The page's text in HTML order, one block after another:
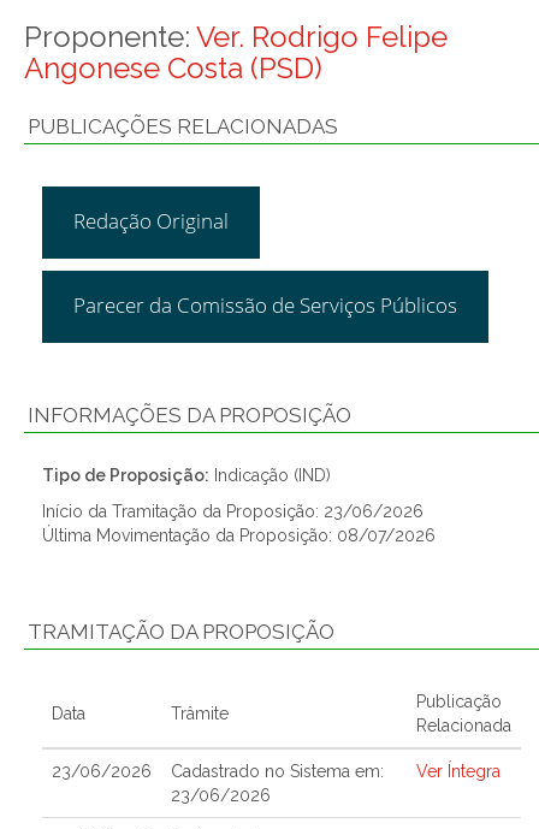
Proponente: Ver. Rodrigo Felipe
Angonese Costa (PSD)
PUBLICAÇÕES RELACIONADAS
Redação Original
Parecer da Comissão de Serviços Públicos
INFORMAÇÕES DA PROPOSIÇÃO
Tipo de Proposição: Indicação (IND)
Início da Tramitação da Proposição: 23/06/2026
Última Movimentação da Proposição: 08/07/2026
TRAMITAÇÃO DA PROPOSIÇÃO
Data Trâmite
Publicação
Relacionada
23/06/2026
Cadastrado no Sistema em:
23/06/2026
Ver Íntegra